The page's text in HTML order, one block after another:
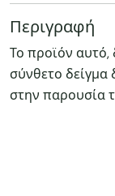
Περιγραφή
Το προϊόν αυτό,
σύνθετο δείγμα
στην παρουσία